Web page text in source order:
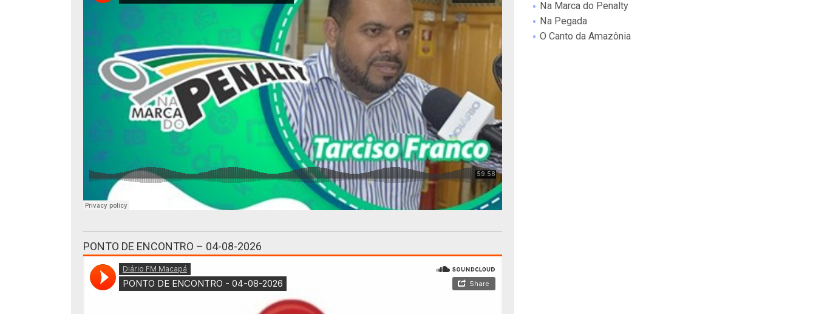
PONTO DE ENCONTRO – 04-08-2026
Na Marca do Penalty
Na Pegada
O Canto da Amazônia